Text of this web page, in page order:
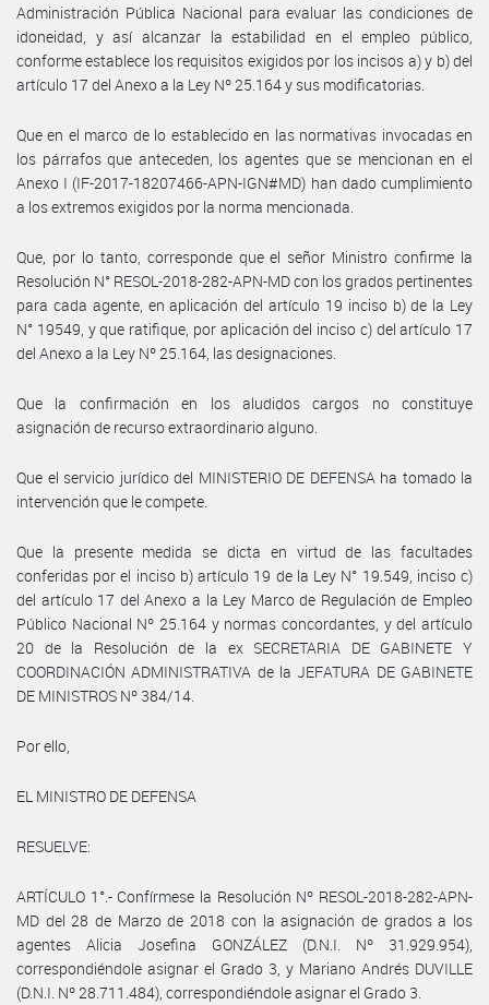
Administración Pública Nacional para evaluar las condiciones de
idoneidad, y así alcanzar la estabilidad en el empleo público,
conforme establece los requisitos exigidos por los incisos a) y b) del
artículo 17 del Anexo a la Ley Nº 25.164 y sus modificatorias.
Que en el marco de lo establecido en las normativas invocadas en
los párrafos que anteceden, los agentes que se mencionan en el
Anexo I (IF-2017-18207466-APN-IGN#MD) han dado cumplimiento
a los extremos exigidos por la norma mencionada.
Que, por lo tanto, corresponde que el señor Ministro confirme la
Resolución N° RESOL-2018-282-APN-MD con los grados pertinentes
para cada agente, en aplicación del artículo 19 inciso b) de la Ley
N° 19549, y que ratifique, por aplicación del inciso c) del artículo 17
del Anexo a la Ley Nº 25.164, las designaciones.
Que la confirmación en los aludidos cargos no constituye
asignación de recurso extraordinario alguno.
Que el servicio jurídico del MINISTERIO DE DEFENSA ha tomado la
intervención que le compete.
Que la presente medida se dicta en virtud de las facultades
conferidas por el inciso b) artículo 19 de la Ley N° 19.549, inciso c)
del artículo 17 del Anexo a la Ley Marco de Regulación de Empleo
Público Nacional Nº 25.164 y normas concordantes, y del artículo
20 de la Resolución de la ex SECRETARIA DE GABINETE Y
COORDINACIÓN ADMINISTRATIVA de la JEFATURA DE GABINETE
DE MINISTROS Nº 384/14.
Por ello,
EL MINISTRO DE DEFENSA
RESUELVE:
ARTÍCULO 1°.- Confírmese la Resolución Nº RESOL-2018-282-APN-
MD del 28 de Marzo de 2018 con la asignación de grados a los
agentes Alicia Josefina GONZÁLEZ (D.N.I. Nº 31.929.954),
correspondiéndole asignar el Grado 3, y Mariano Andrés DUVILLE
(D.N.I. Nº 28.711.484), correspondiéndole asignar el Grado 3.